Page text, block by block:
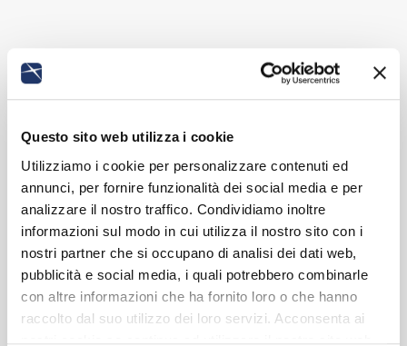
Questo sito web utilizza i cookie
Utilizziamo i cookie per personalizzare contenuti ed
annunci, per fornire funzionalità dei social media e per
analizzare il nostro traffico. Condividiamo inoltre
informazioni sul modo in cui utilizza il nostro sito con i
nostri partner che si occupano di analisi dei dati web,
pubblicità e social media, i quali potrebbero combinarle
con altre informazioni che ha fornito loro o che hanno
raccolto dal suo utilizzo dei loro servizi. Acconsenta ai